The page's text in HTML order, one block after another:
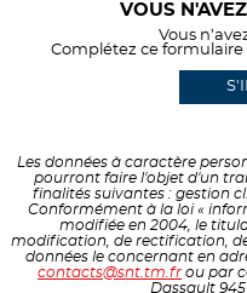
VOUS
Vous
Complétez ce
Les données à caractère
pourront faire l'objet d'un
finalités suivantes : gestion
Conformément à la loi «
modifiée en 2004, le
modification, de rectification,
données le concernant en
contacts@snt.tm.fr ou par
Dassault